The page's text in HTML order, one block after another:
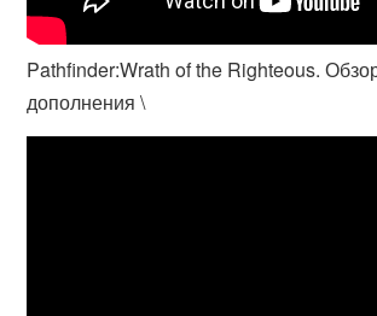
Pathfinder:Wrath of the Righteous.
дополнения \